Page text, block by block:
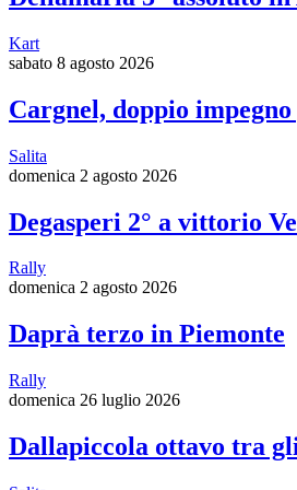
Kart
sabato 8 agosto 2026
Cargnel, doppio
Salita
domenica 2 agosto 2026
Degasperi 2° a vittorio
Rally
domenica 2 agosto 2026
Daprà terzo in Piemonte
Rally
domenica 26 luglio 2026
Dallapiccola ottavo tra